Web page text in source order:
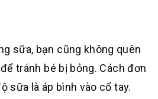
sữa, bạn cũng không quên
tránh bé bị bỏng. Cách đơn
sữa là áp bình vào cổ tay.